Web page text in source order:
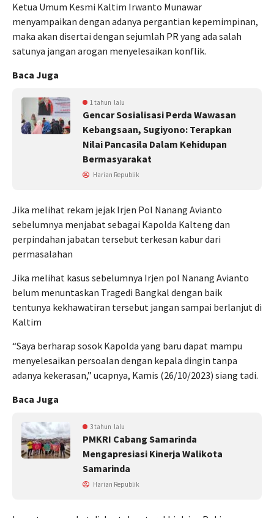
Ketua Umum Kesmi Kaltim Irwanto Munawar
menyampaikan dengan adanya pergantian kepemimpinan,
maka akan disertai dengan sejumlah PR yang ada salah
satunya jangan arogan menyelesaikan konflik.
Baca Juga
1 tahun lalu
Gencar Sosialisasi Perda Wawasan
Kebangsaan, Sugiyono: Terapkan
Nilai Pancasila Dalam Kehidupan
Bermasyarakat
Harian Republik
Jika melihat rekam jejak Irjen Pol Nanang Avianto
sebelumnya menjabat sebagai Kapolda Kalteng dan
perpindahan jabatan tersebut terkesan kabur dari
permasalahan
Jika melihat kasus sebelumnya Irjen pol Nanang Avianto
belum menuntaskan Tragedi Bangkal dengan baik
tentunya kekhawatiran tersebut jangan sampai berlanjut di
Kaltim
“Saya berharap sosok Kapolda yang baru dapat mampu
menyelesaikan persoalan dengan kepala dingin tanpa
adanya kekerasan,” ucapnya, Kamis (26/10/2023) siang tadi.
Baca Juga
3 tahun lalu
PMKRI Cabang Samarinda
Mengapresiasi Kinerja Walikota
Samarinda
Harian Republik